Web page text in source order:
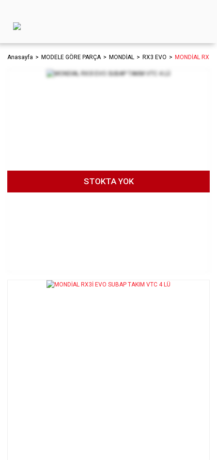
Anasayfa MODELE GÖRE PARÇA MONDİAL RX3 EVO MONDİAL RX3İ
STOKTA YOK